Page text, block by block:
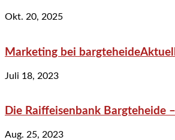
Okt. 20, 2025
Marketing bei
Juli 18, 2023
Die Raiffeisenbank Bargteheide
Aug. 25, 2023